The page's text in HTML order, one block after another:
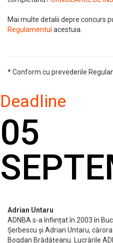
Mai multe detalii depre concurs
Regulamentul acestuia.
* Conform cu prevederile
Deadline
05
Adrian Untaru
ADNBA s-a înființat în 2003 în
Șerbescu și Adrian Untaru,
Bogdan Brădățeanu. Lucrările